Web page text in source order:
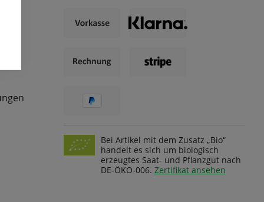
Bei Artikel mit dem Zusatz „Bio“
handelt es sich um biologisch
erzeugtes Saat- und Pflanzgut nach
DE-ÖKO-006. Zertifikat ansehen